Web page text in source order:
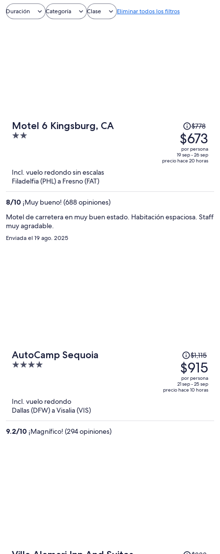
Duración Categoría Clase Eliminar todos los filtros
Motel 6 Kingsburg, CA
2
5
El
precio
era
de
$778
$673
$778
$673
por persona
19 sep - 26 sep
precio hace 20 horas
Incl. vuelo redondo sin escalas
Filadelfia (PHL) a Fresno (FAT)
8/10 ¡Muy bueno! (688 opiniones)
Motel de carretera en muy buen estado. Habitación espaciosa. Staff
muy agradable.
Enviada el 19 ago. 2025
AutoCamp Sequoia
4
El
precio
era
de
$1,115
$1,115
$915
por persona
21 sep - 25 sep
precio hace 10 horas
Incl. vuelo redondo
Dallas (DFW) a Visalia (VIS)
9.2/10 ¡Magnífico! (294 opiniones)